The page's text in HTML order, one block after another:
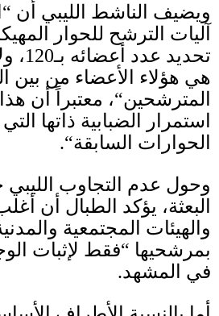
ويضيف الناشط الليبي أن “
آليات الترشح للحوار
تحديد عدد أعضائه بـ120،
هي هؤلاء الأعضاء من بين
المترشحين“، معتبراً أن هذا
استمرار الضبابية ذاتها
الحوارات السابقة“.
وحول عدم التجاوب الليبي
البعثة، يؤكد الطبال أن
والهيئات المجتمعية
بمرشحيها “فقط لإثبات
في المشهد.